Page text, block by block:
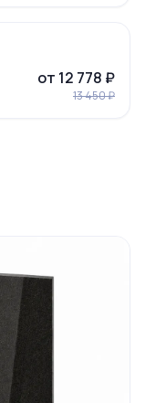
от 12 778 ₽
13 450 ₽